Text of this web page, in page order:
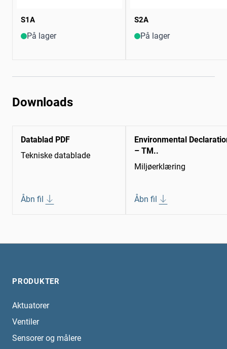
S1A
På lager
S2A
På lager
Downloads
Datablad PDF
Tekniske datablade
Åbn fil
Environmental
– TM..
Miljøerklæring
Åbn fil
PRODUKTER
Aktuatorer
Ventiler
Sensorer og målere